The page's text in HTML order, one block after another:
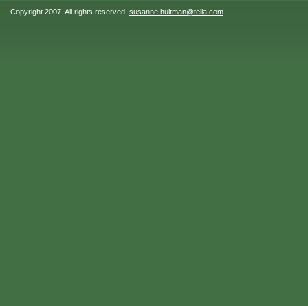
Copyright 2007. All rights reserved. susanne.hultman@telia.com